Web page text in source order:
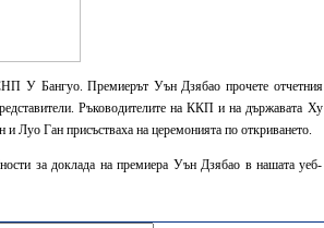
У Бангуо. Премиерът Уън Дзябао прочете отчетния
Ръководителите на ККП и на държавата Ху
Ган присъстваха на церемонията по откриването.
за доклада на премиера Уън Дзябао в нашата уеб-